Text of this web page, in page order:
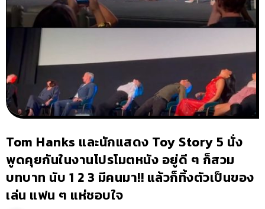
Tom Hanks และนักแสดง Toy Story 5 นั่ง
พูดคุยกันในงานโปรโมตหนัง อยู่ดี ๆ ก็สวม
บทบาท นับ 1 2 3 มีคนมา!! แล้วก็ทิ้งตัวเป็นของ
เล่น แฟน ๆ แห่ชอบใจ